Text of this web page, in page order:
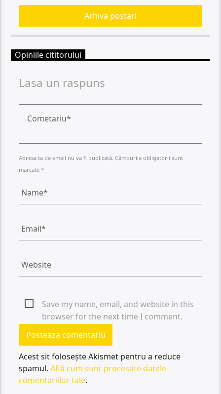
Arhiva postari
Opiniile cititorului
Lasa un raspuns
Adresa ta de email nu va fi publicată. Câmpurile obligatorii sunt
marcate *
Save my name, email, and website in this
browser for the next time I comment.
Acest sit folosește Akismet pentru a reduce
spamul.Află cum sunt procesate datele
comentariilor tale.